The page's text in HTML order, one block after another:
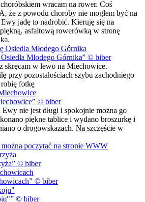
wracam na rower. Coś
że z powodu choroby nie mogłem być na
jadę to nadrobić. Kieruję się na
asfaltową rowerówką w stronę
Młodego Górnika
© biber
skręcam w lewo na Miechowice.
przy pozostałościach szybu zachodniego
fotkę
© biber
nie jest długi i spokojnie można go
piękne tablice i wydano broszurkę i
o drogowskazach. Na szczęście w
poczytać na stronie WWW
© biber
© biber
© biber